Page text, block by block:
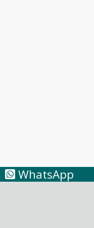
Sie günstig umziehen
WhatsApp